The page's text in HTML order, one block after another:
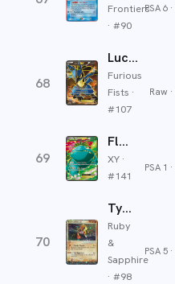
Frontiers
· #90
PSA 6 ·
68
Lucario EX
Furious
Fists ·
#107
Raw ·
69
Florizarre EX
XY ·
#141
PSA 1 ·
70
Tygnon ex
Ruby
&
Sapphire
· #98
PSA 5 ·